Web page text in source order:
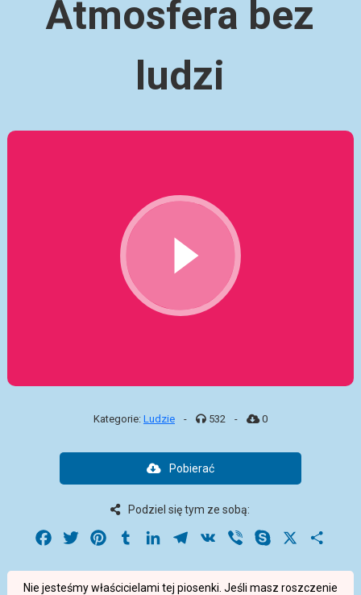
Atmosfera bez
ludzi
Kategorie: Ludzie - 532 - 0
Pobierać
Podziel się tym ze sobą:
Facebook
Twitter PinterestTumblrLinkedInTelegram
VK Viber Skype
Nie jesteśmy właścicielami tej piosenki. Jeśli masz roszczenie